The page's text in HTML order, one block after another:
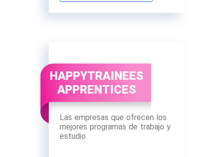
HAPPYTRAINEES
APPRENTICES
Las empresas que ofrecen los
mejores programas de trabajo y
estudio.